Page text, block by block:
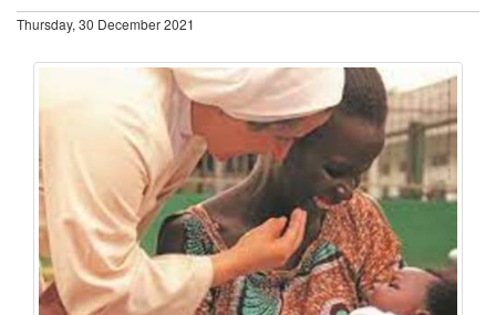
Thursday, 30 December 2021